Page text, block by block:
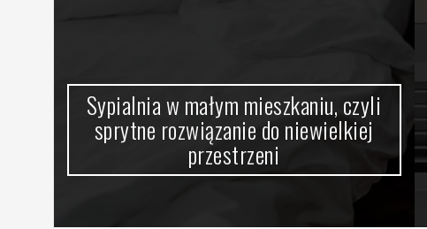
Sypialnia w małym mieszkaniu, czyli
sprytne rozwiązanie do niewielkiej
przestrzeni